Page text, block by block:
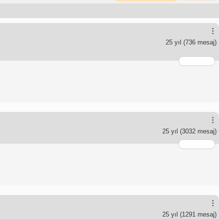
25 yıl (736 mesaj)
25 yıl (3032 mesaj)
25 yıl (1291 mesaj)